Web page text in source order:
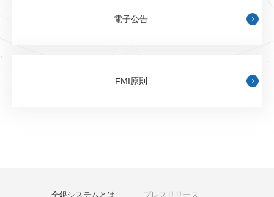
電子公告
FMI原則
全銀システムとは プレスリリース